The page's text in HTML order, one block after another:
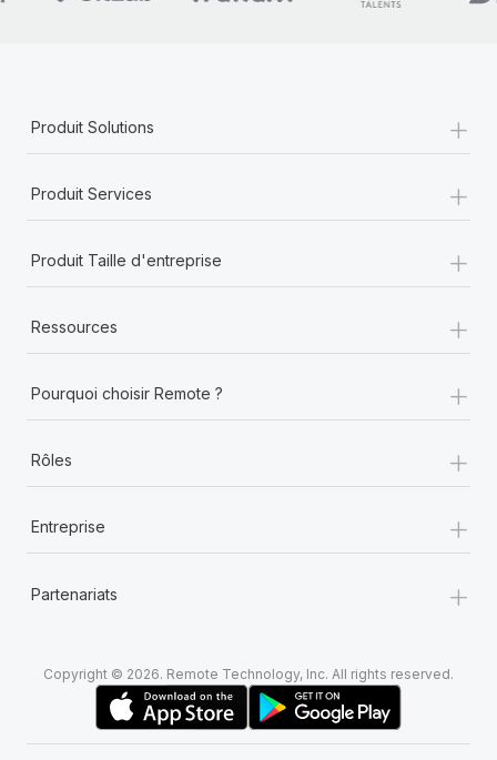
Produit Solutions +
Produit Services +
Produit Taille d'entreprise +
Ressources +
Pourquoi choisir Remote ? +
Rôles +
Entreprise +
Partenariats +
Copyright © 2026. Remote Technology, Inc. All rights reserved.